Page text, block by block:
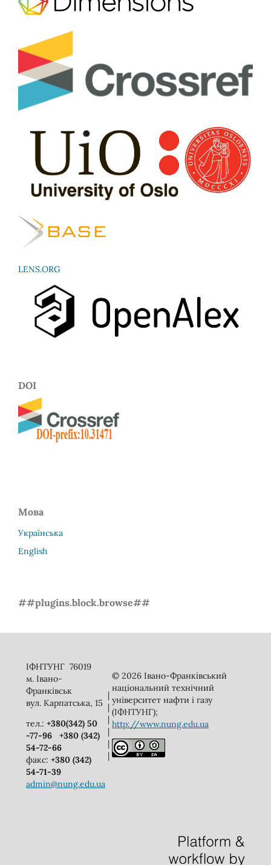
LENS.ORG
DOI
Мова
Українська
English
##plugins.block.browse##
ІФНТУНГ 76019
м. Івано-
Франківськ
вул. Карпатська, 15
тел.: +380(342) 50
-77-96
+380 (342)
54-72-66
факс: +380 (342)
54-71-39
admin@nung.edu.ua
|
|
|
|
|
|
© 2026 Івано-Франківський
національний технічний
університет нафти і газу
(ІФНТУНГ);
http://www.nung.edu.ua